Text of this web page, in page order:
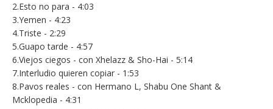
2.Esto no para - 4:03
3.Yemen - 4:23
4.Triste - 2:29
5.Guapo tarde - 4:57
6.Viejos ciegos - con Xhelazz & Sho-Hai - 5:14
7.Interludio quieren copiar - 1:53
8.Pavos reales - con Hermano L, Shabu One Shant &
Mcklopedia - 4:31